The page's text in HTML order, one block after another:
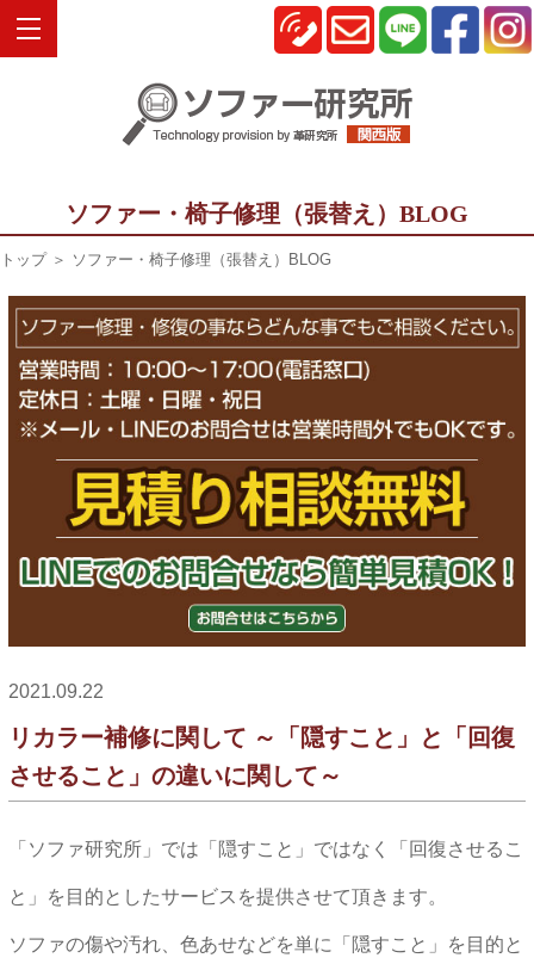
ソファー・椅子修理（張替え）BLOG
トップ＞ ソファー・椅子修理（張替え）BLOG
2021.09.22
リカラー補修に関して ～「隠すこと」と「回復
させること」の違いに関して～
「ソファ研究所」では「隠すこと」ではなく「回復させるこ
と」を目的としたサービスを提供させて頂きます。
ソファの傷や汚れ、色あせなどを単に「隠すこと」を目的と